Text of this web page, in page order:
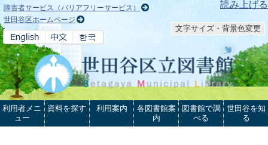
本文へ 読み上げる
障害者サービス（バリアフリーサービス）
世田谷区ホームページ
文字サイズ・背景色変更
利用者メニ
ュー
資料を探す 利用案内
各図書館案
内
図書館で調
べる
世田谷を知
る